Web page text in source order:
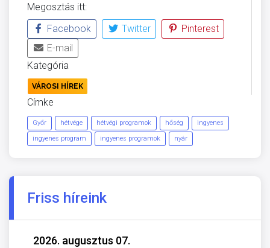
Megosztás itt:
Facebook
Twitter
Pinterest
E-mail
Kategória
VÁROSI HÍREK
Címke
Győr hétvége hétvégi programok hőség
ingyenes
ingyenes program
ingyenes programok nyár
Friss híreink
2026. augusztus 07.